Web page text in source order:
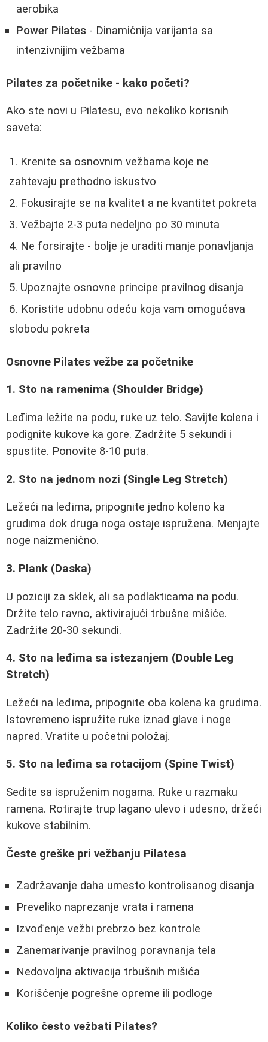
aerobika
Power Pilates - Dinamičnija varijanta sa
intenzivnijim vežbama
Pilates za početnike - kako početi?
Ako ste novi u Pilatesu, evo nekoliko korisnih
saveta:
Krenite sa osnovnim vežbama koje ne
zahtevaju prethodno iskustvo
Fokusirajte se na kvalitet a ne kvantitet pokreta
Vežbajte 2-3 puta nedeljno po 30 minuta
Ne forsirajte - bolje je uraditi manje ponavljanja
ali pravilno
Upoznajte osnovne principe pravilnog disanja
Koristite udobnu odeću koja vam omogućava
slobodu pokreta
Osnovne Pilates vežbe za početnike
1. Sto na ramenima (Shoulder Bridge)
Leđima ležite na podu, ruke uz telo. Savijte kolena i
podignite kukove ka gore. Zadržite 5 sekundi i
spustite. Ponovite 8-10 puta.
2. Sto na jednom nozi (Single Leg Stretch)
Ležeći na leđima, pripognite jedno koleno ka
grudima dok druga noga ostaje ispružena. Menjajte
noge naizmenično.
3. Plank (Daska)
U poziciji za sklek, ali sa podlakticama na podu.
Držite telo ravno, aktivirajući trbušne mišiće.
Zadržite 20-30 sekundi.
4. Sto na leđima sa istezanjem (Double Leg
Stretch)
Ležeći na leđima, pripognite oba kolena ka grudima.
Istovremeno ispružite ruke iznad glave i noge
napred. Vratite u početni položaj.
5. Sto na leđima sa rotacijom (Spine Twist)
Sedite sa ispruženim nogama. Ruke u razmaku
ramena. Rotirajte trup lagano ulevo i udesno, držeći
kukove stabilnim.
Česte greške pri vežbanju Pilatesa
Zadržavanje daha umesto kontrolisanog disanja
Preveliko naprezanje vrata i ramena
Izvođenje vežbi prebrzo bez kontrole
Zanemarivanje pravilnog poravnanja tela
Nedovoljna aktivacija trbušnih mišića
Korišćenje pogrešne opreme ili podloge
Koliko često vežbati Pilates?